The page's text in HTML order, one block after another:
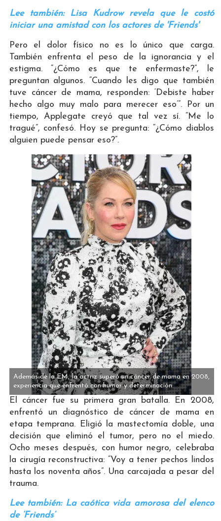
Lee también: Lisa Kudrow revela que le costó
iniciar una amistad con los actores de 'Friends'
Pero el dolor físico no es lo único que carga.
También enfrenta el peso de la ignorancia y el
estigma. “¿Cómo es que te enfermaste?”, le
preguntan algunos. “Cuando les digo que también
tuve cáncer de mama, responden: ‘Debiste haber
hecho algo muy malo para merecer eso’”. Por un
tiempo, Applegate creyó que tal vez sí. “Me lo
tragué”, confesó. Hoy se pregunta: “¿Cómo diablos
alguien puede pensar eso?”.
Además de la EM, la actriz superó un cáncer de mama en 2008,
experiencia que enfrentó con humor y determinación.
El cáncer fue su primera gran batalla. En 2008,
enfrentó un diagnóstico de cáncer de mama en
etapa temprana. Eligió la mastectomía doble, una
decisión que eliminó el tumor, pero no el miedo.
Ocho meses después, con humor negro, celebraba
la cirugía reconstructiva: “Voy a tener pechos lindos
hasta los noventa años”. Una carcajada a pesar del
trauma.
Lee también: La caótica vida amorosa del elenco
de ‘Friends’